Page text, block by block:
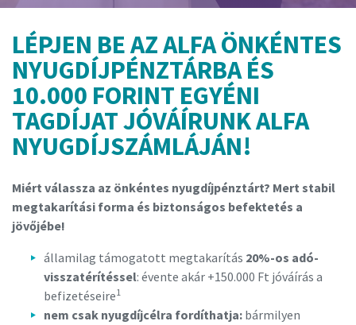
LÉPJEN BE AZ ALFA ÖNKÉNTES
NYUGDÍJPÉNZTÁRBA ÉS
10.000 FORINT EGYÉNI
TAGDÍJAT JÓVÁÍRUNK ALFA
NYUGDÍJSZÁMLÁJÁN!
Miért válassza az önkéntes nyugdíjpénztárt? Mert stabil
megtakarítási forma és biztonságos befektetés a
jövőjébe!
államilag támogatott megtakarítás 20%-os adó-
visszatérítéssel: évente akár +150.000 Ft jóváírás a
befizetéseire1
nem csak nyugdíjcélra fordíthatja: bármilyen